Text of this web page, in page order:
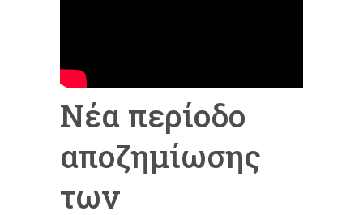
Νέα περίοδο
αποζημίωσης
των